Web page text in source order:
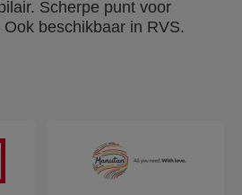
Scherpe punt voor
beschikbaar in RVS.